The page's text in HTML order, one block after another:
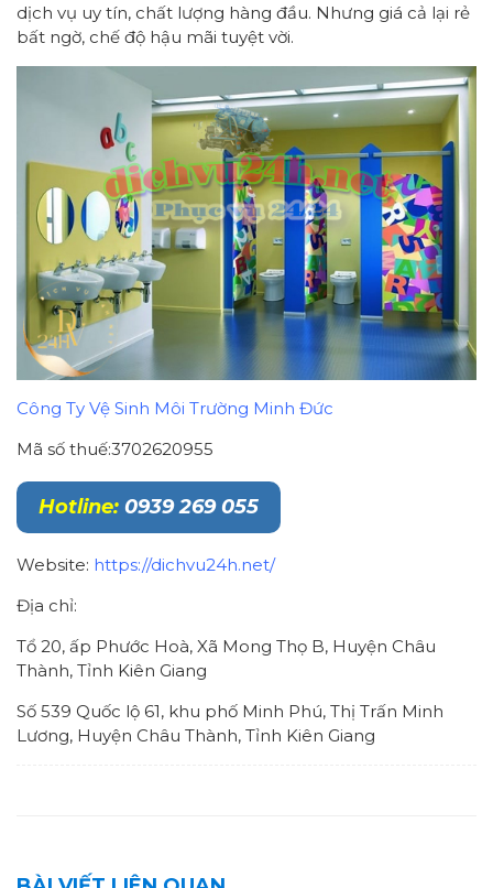
dịch vụ uy tín, chất lượng hàng đầu. Nhưng giá cả lại rẻ
bất ngờ, chế độ hậu mãi tuyệt vời.
Công Ty Vệ Sinh Môi Trường Minh Đức
Mã số thuế:3702620955
Hotline: 0939 269 055
Website: https://dichvu24h.net/
Địa chỉ:
Tổ 20, ấp Phước Hoà, Xã Mong Thọ B, Huyện Châu
Thành, Tỉnh Kiên Giang
Số 539 Quốc lộ 61, khu phố Minh Phú, Thị Trấn Minh
Lương, Huyện Châu Thành, Tỉnh Kiên Giang